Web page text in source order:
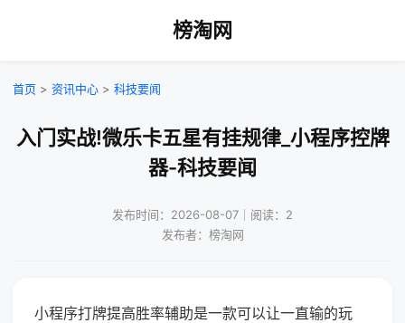
榜淘网
首页 > 资讯中心 > 科技要闻
入门实战!微乐卡五星有挂规律_小程序控牌
器-科技要闻
发布时间：2026-08-07｜阅读：2
发布者：榜淘网
小程序打牌提高胜率辅助是一款可以让一直输的玩